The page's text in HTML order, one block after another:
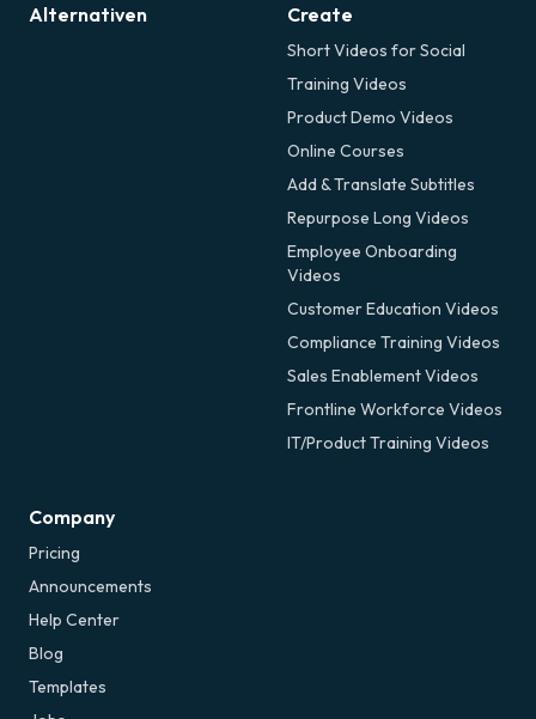
Alternativen Create
Short Videos for Social
Training Videos
Product Demo Videos
Online Courses
Add & Translate Subtitles
Repurpose Long Videos
Employee Onboarding
Videos
Customer Education Videos
Compliance Training Videos
Sales Enablement Videos
Frontline Workforce Videos
IT/Product Training Videos
Company
Pricing
Announcements
Help Center
Blog
Templates